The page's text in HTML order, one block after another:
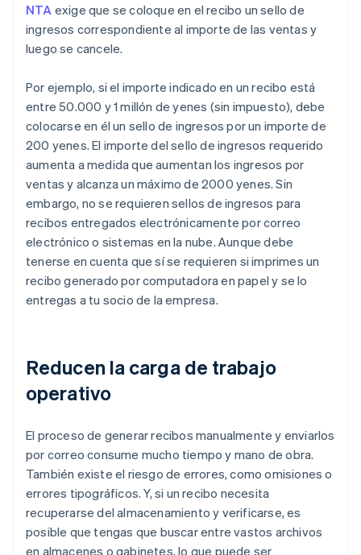
NTA exige que se coloque en el recibo un sello de
ingresos correspondiente al importe de las ventas y
luego se cancele.
Por ejemplo, si el importe indicado en un recibo está
entre 50.000 y 1 millón de yenes (sin impuesto), debe
colocarse en él un sello de ingresos por un importe de
200 yenes. El importe del sello de ingresos requerido
aumenta a medida que aumentan los ingresos por
ventas y alcanza un máximo de 2000 yenes. Sin
embargo, no se requieren sellos de ingresos para
recibos entregados electrónicamente por correo
electrónico o sistemas en la nube. Aunque debe
tenerse en cuenta que sí se requieren si imprimes un
recibo generado por computadora en papel y se lo
entregas a tu socio de la empresa.
Reducen la carga de trabajo
operativo
El proceso de generar recibos manualmente y enviarlos
por correo consume mucho tiempo y mano de obra.
También existe el riesgo de errores, como omisiones o
errores tipográficos. Y, si un recibo necesita
recuperarse del almacenamiento y verificarse, es
posible que tengas que buscar entre vastos archivos
en almacenes o gabinetes, lo que puede ser